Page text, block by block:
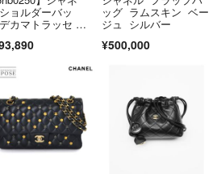
ます。
ョルダーバッ
カマトラッセ W
ラック ゴールド
ッグ ラムスキン ベー
ジュ シルバー
¥500,000